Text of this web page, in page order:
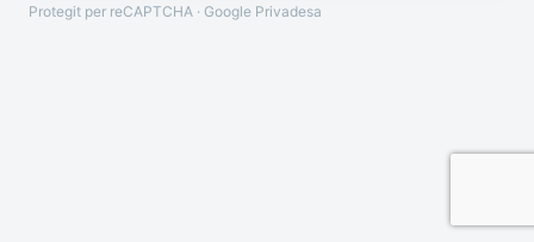
Protegit per reCAPTCHA · Google Privadesa